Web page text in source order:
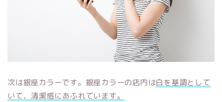
次は銀座カラーです。銀座カラーの店内は白を基調として
いて、清潔感にあふれています。